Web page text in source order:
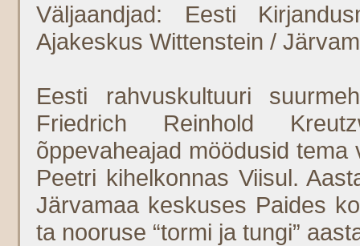
Väljaandjad: Eesti
Ajakeskus Wittenstein /
Eesti rahvuskultuuri
Friedrich Reinhold
õppevaheajad möödusid
Peetri kihelkonnas Viisul.
Järvamaa keskuses Paides
ta nooruse “tormi ja tungi”